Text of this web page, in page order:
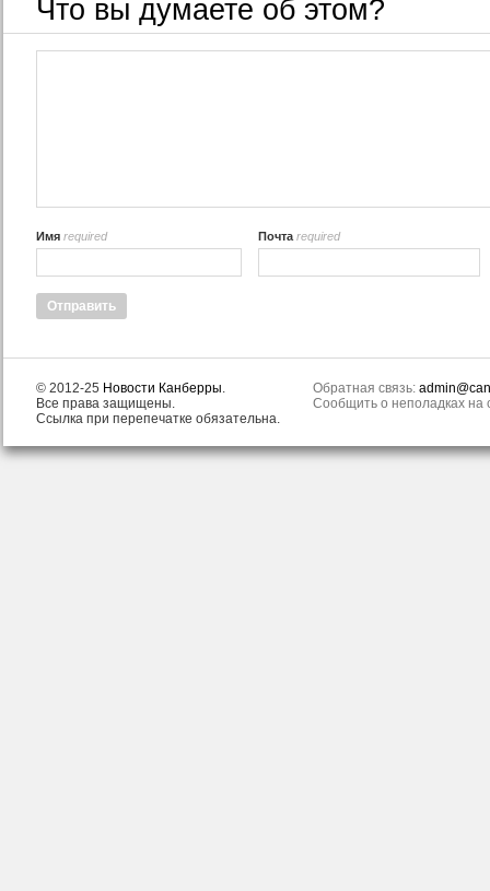
Что вы думаете об этом?
Имя required Почта required
© 2012-25 Новости Канберры
Все права защищены.
Ссылка при перепечатке обязательна.
Обратная связь:
Сообщить о неполадках на